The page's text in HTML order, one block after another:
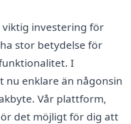
investering för
stor betydelse för
I
nu enklare än någonsin
Vår plattform,
det möjligt för dig att